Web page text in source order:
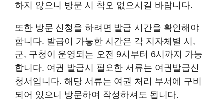
하지 않으니 방문 시 착오 없으시길 바랍니다.
또한 방문 신청을 하려면 발급 시간을 확인해야
합니다. 발급이 가늫한 시간은 각 지자체별 시,
군, 구청이 운영되는 오전 9시부터 6시까지 가능
합니다. 여권 발급시 필요한 서류는 여권발급신
청서입니다. 해당 서류는 여권 처리 부서에 구비
되어 있으니 방문하여 작성하셔도 됩니다.